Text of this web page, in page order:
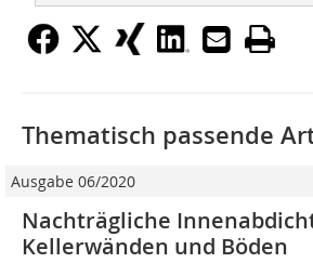
Thematisch passende
Ausgabe 06/2020
Nachträgliche
Kellerwänden und Böden